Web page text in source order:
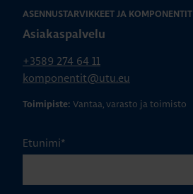
ASENNUSTARVIKKEET JA KOMPONENTIT
Asiakaspalvelu
+3589 274 64 11
komponentit@utu.eu
Toimipiste: Vantaa, varasto ja toimisto
Etunimi*